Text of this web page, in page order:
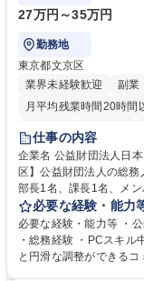
27万円～35万円
勤務地
東京都文京区
業界未経験歓迎
副業
月平均残業時間20時間
賞与あり
育休あり
食事補助あり
仕事の内容
企業名 公益財団法人日本アンチ・
区】公益財団法人の総務人事業務
部長1名、課長1名、メ
当者として業務を覚えて
ジションとして活躍いただくこ
プの業務内容】 ・人事
怠管理 ・官公庁への各
必要な経験・能力
必要な経験・能力等 ・
・総務経験 ・PCスキ
と円滑な調整ができるコミ